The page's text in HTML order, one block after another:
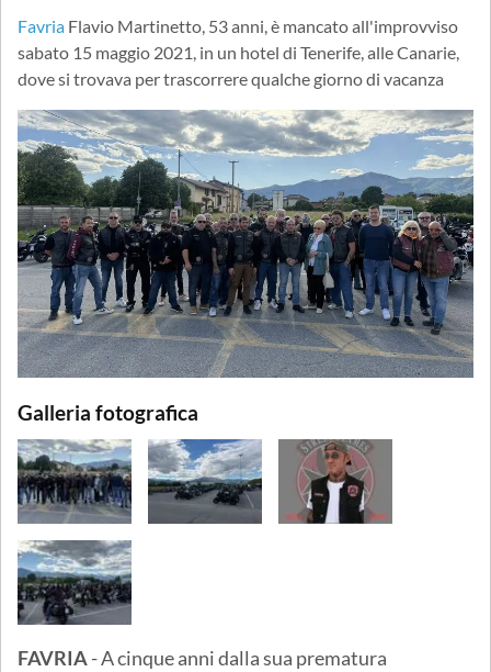
Favria Flavio Martinetto, 53 anni, è mancato all'improvviso
sabato 15 maggio 2021, in un hotel di Tenerife, alle Canarie,
dove si trovava per trascorrere qualche giorno di vacanza
Galleria fotografica
FAVRIA- A cinque anni dalla sua prematura